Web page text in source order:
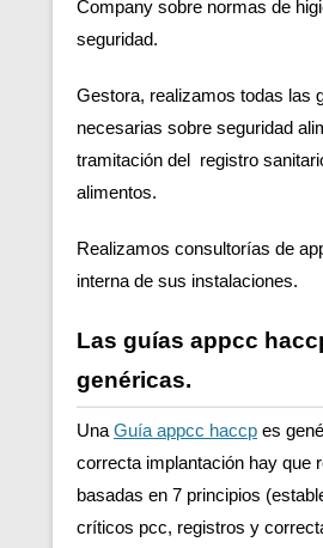
Company sobre normas de
seguridad.
Gestora, realizamos todas las
necesarias sobre seguridad
tramitación del registro
alimentos.
Realizamos consultorías de
interna de sus instalaciones.
Las guías appcc
genéricas.
Una Guía appcc haccp es
correcta implantación hay que
basadas en 7 principios
críticos pcc, registros y